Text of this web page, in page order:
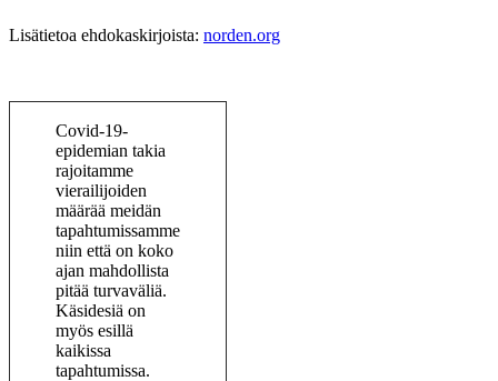
Lisätietoa ehdokaskirjoista: norden.org
Covid-19-
epidemian takia
rajoitamme
vierailijoiden
määrää meidän
tapahtumissamme
niin että on koko
ajan mahdollista
pitää turvaväliä.
Käsidesiä on
myös esillä
kaikissa
tapahtumissa.